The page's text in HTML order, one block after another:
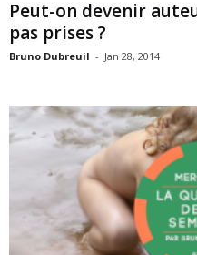
Peut-on devenir
pas prises ?
Bruno Dubreuil - Jan 28, 2014